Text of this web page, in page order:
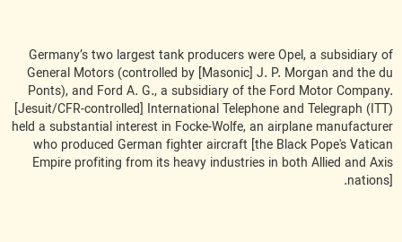
Germany’s two largest tank producers were Opel, a subsidiary of
General Motors (controlled by [Masonic] J. P. Morgan and the du
Ponts), and Ford A. G., a subsidiary of the Ford Motor Company.
[Jesuit/CFR-controlled] International Telephone and Telegraph (ITT)
held a substantial interest in Focke-Wolfe, an airplane manufacturer
who produced German fighter aircraft [the Black Pope's Vatican
Empire profiting from its heavy industries in both Allied and Axis
nations].